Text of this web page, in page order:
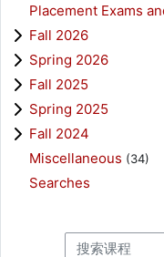
Placement Exams
Fall 2026
Spring 2026
Fall 2025
Spring 2025
Fall 2024
Miscellaneous (34)
Searches
搜索课程